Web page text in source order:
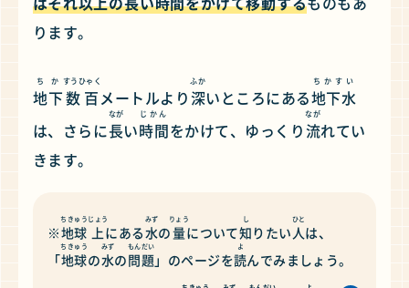
ります。
地下
ちか
数百
すうひゃく
メートルより 深
ふか
いところにある地下水
ちかすい
は、さらに長
なが
い時間
じかん
をかけて、ゆっくり流
なが
れてい
きます。
※地球
ちきゅう
上
じょう
にある水
みず
の量
りょう
について知
し
りたい 人
ひと
は、
「地球
ちきゅう
の水
みず
の問題
もんだい
」のページを読
よ
んでみましょう。